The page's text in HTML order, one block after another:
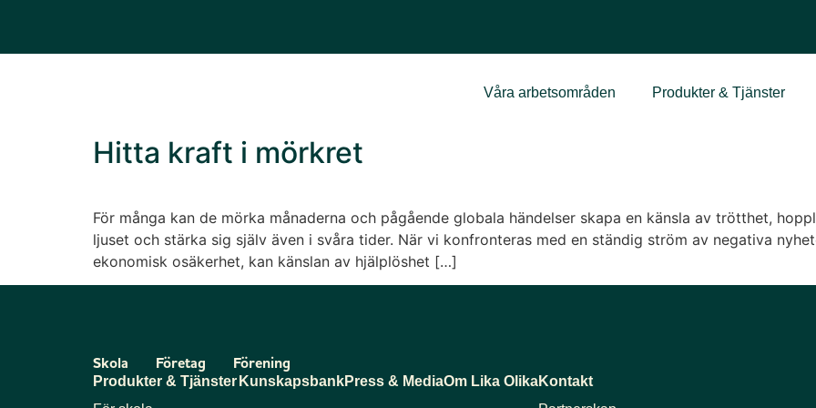
Våra arbetsområden Produkter & Tjänster
Hitta kraft i mörkret
För många kan de mörka månaderna och pågående globala händelser skapa en känsla av trötthet,
ljuset och stärka sig själv även i svåra tider. När vi konfronteras med en ständig ström av negativa
ekonomisk osäkerhet, kan känslan av hjälplöshet […]
Skola Företag Förening
Produkter & Tjänster KunskapsbankPress & MediaOm Lika OlikaKontakt